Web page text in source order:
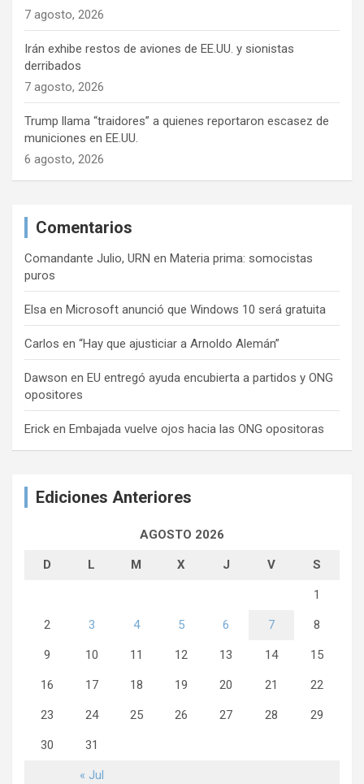
7 agosto, 2026
Irán exhibe restos de aviones de EE.UU. y sionistas
derribados
7 agosto, 2026
Trump llama “traidores” a quienes reportaron escasez de
municiones en EE.UU.
6 agosto, 2026
Comentarios
Comandante Julio, URN en Materia prima: somocistas
puros
Elsa en Microsoft anunció que Windows 10 será gratuita
Carlos en “Hay que ajusticiar a Arnoldo Alemán”
Dawson en EU entregó ayuda encubierta a partidos y ONG
opositores
Erick en Embajada vuelve ojos hacia las ONG opositoras
Ediciones Anteriores
AGOSTO 2026
D L M X J V S
« Jul
1
2 3 4 5 6 7 8
9 10 11 12 13 14 15
16 17 18 19 20 21 22
23 24 25 26 27 28 29
30 31